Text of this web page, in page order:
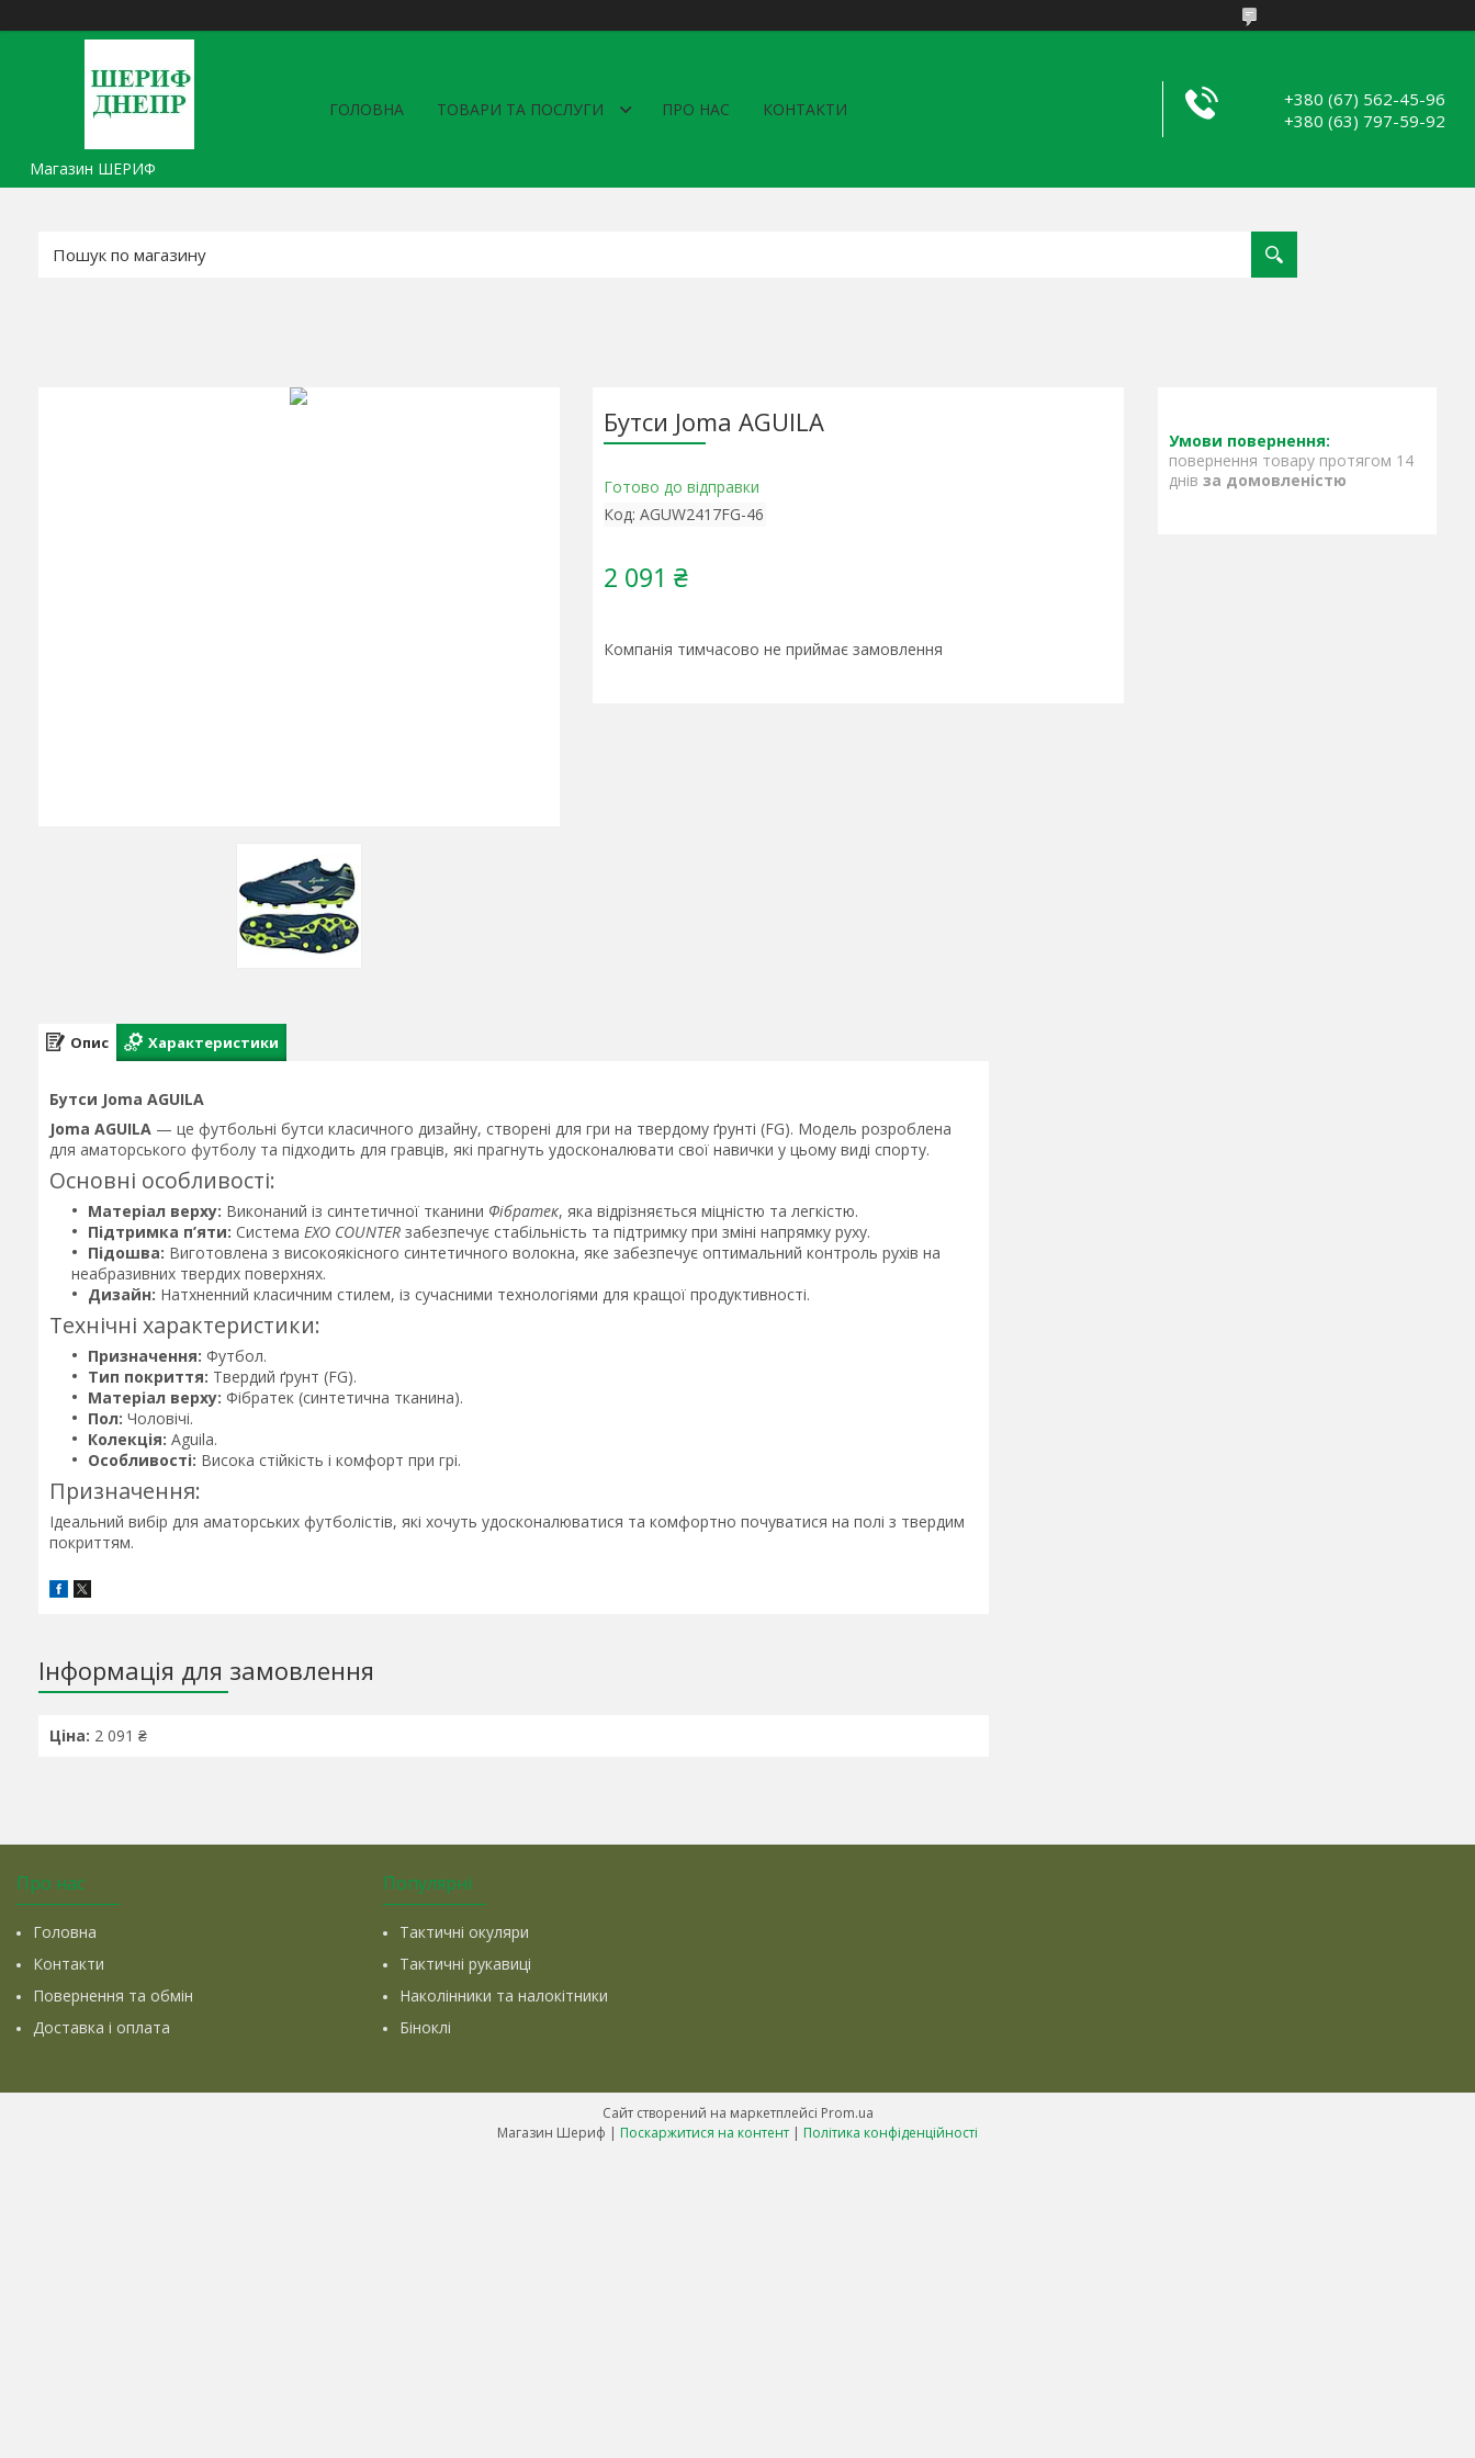
Магазин ШЕРИФ
ГОЛОВНА ТОВАРИ ТА ПОСЛУГИ ПРО НАС КОНТАКТИ
+380 (67) 562-45-96
+380 (63) 797-59-92
Бутси Joma AGUILA
Готово до відправки
Код: AGUW2417FG-46
2 091 ₴
Компанія тимчасово не приймає замовлення
повернення товару протягом 14
днів за домовленістю
Опис Характеристики
Бутси Joma AGUILA
Joma AGUILA — це футбольні бутси класичного дизайну, створені для гри на твердому ґрунті (FG). Модель розроблена
для аматорського футболу та підходить для гравців, які прагнуть удосконалювати свої навички у цьому виді спорту.
Основні особливості:
Матеріал верху: Виконаний із синтетичної тканини Фібратек, яка відрізняється міцністю та легкістю.
Підтримка п’яти: Система EXO COUNTER забезпечує стабільність та підтримку при зміні напрямку руху.
Підошва: Виготовлена з високоякісного синтетичного волокна, яке забезпечує оптимальний контроль рухів на
неабразивних твердих поверхнях.
Дизайн: Натхненний класичним стилем, із сучасними технологіями для кращої продуктивності.
Технічні характеристики:
Призначення: Футбол.
Тип покриття: Твердий ґрунт (FG).
Матеріал верху: Фібратек (синтетична тканина).
Пол: Чоловічі.
Колекція: Aguila.
Особливості: Висока стійкість і комфорт при грі.
Призначення:
Ідеальний вибір для аматорських футболістів, які хочуть удосконалюватися та комфортно почуватися на полі з твердим
покриттям.
Інформація для замовлення
Ціна: 2 091 ₴
Про нас
Головна
Контакти
Повернення та обмін
Доставка і оплата
Популярні
Тактичні окуляри
Тактичні рукавиці
Наколінники та налокітники
Біноклі
Сайт створений на маркетплейсі Prom.ua
Магазин Шериф | Поскаржитися на контент | Політика конфіденційності